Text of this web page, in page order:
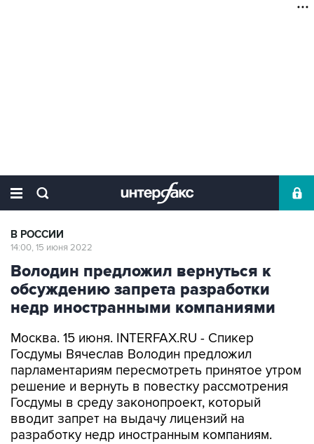
В РОССИИ
14:00, 15 июня 2022
Володин предложил вернуться к
обсуждению запрета разработки
недр иностранными компаниями
Москва. 15 июня. INTERFAX.RU - Спикер
Госдумы Вячеслав Володин предложил
парламентариям пересмотреть принятое утром
решение и вернуть в повестку рассмотрения
Госдумы в среду законопроект, который
вводит запрет на выдачу лицензий на
разработку недр иностранным компаниям.